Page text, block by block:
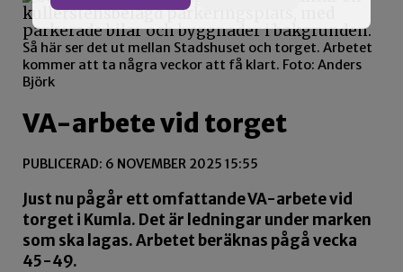
Så här ser det ut mellan Stadshuset och torget. Arbetet
kommer att ta några veckor att få klart. Foto: Anders
Björk
VA-arbete vid torget
PUBLICERAD: 6 NOVEMBER 2025 15:55
Just nu pågår ett omfattande VA-arbete vid
torget i Kumla. Det är ledningar under marken
som ska lagas. Arbetet beräknas pågå vecka
45-49.